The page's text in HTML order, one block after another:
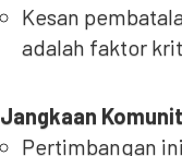
Kesan
adalah faktor
Jangkaan
Pertimbangan